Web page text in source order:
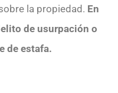
la propiedad. En
de usurpación o
de estafa.